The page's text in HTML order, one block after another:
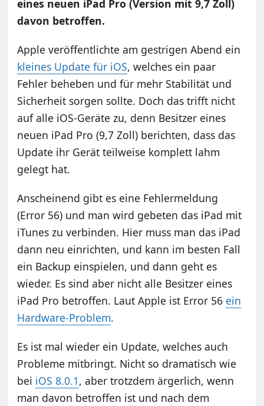
eines neuen iPad Pro (Version mit 9,7 Zoll)
davon betroffen.
Apple veröffentlichte am gestrigen Abend ein
kleines Update für iOS, welches ein paar
Fehler beheben und für mehr Stabilität und
Sicherheit sorgen sollte. Doch das trifft nicht
auf alle iOS-Geräte zu, denn Besitzer eines
neuen iPad Pro (9,7 Zoll) berichten, dass das
Update ihr Gerät teilweise komplett lahm
gelegt hat.
Anscheinend gibt es eine Fehlermeldung
(Error 56) und man wird gebeten das iPad mit
iTunes zu verbinden. Hier muss man das iPad
dann neu einrichten, und kann im besten Fall
ein Backup einspielen, und dann geht es
wieder. Es sind aber nicht alle Besitzer eines
iPad Pro betroffen. Laut Apple ist Error 56 ein
Hardware-Problem.
Es ist mal wieder ein Update, welches auch
Probleme mitbringt. Nicht so dramatisch wie
bei iOS 8.0.1, aber trotzdem ärgerlich, wenn
man davon betroffen ist und nach dem